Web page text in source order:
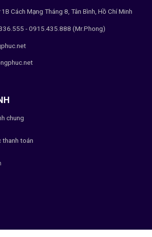
1B Cách Mạng Tháng 8, Tân Bình, Hồ Chí Minh
- 0915.435.888 (Mr.Phong)
chung
thanh toán